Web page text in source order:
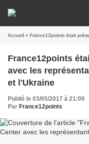
Accueil » France12points était présente au
France12points
avec les
et l'Ukraine
Publié le 03/05/2017 à 21:09
Par France12points